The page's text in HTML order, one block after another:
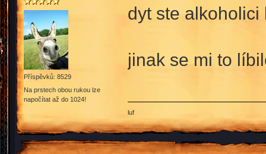
Příspěvků: 8529
Na prstech obou rukou lze
napočítat až do 1024!
dyt ste
jinak se mi to
luf